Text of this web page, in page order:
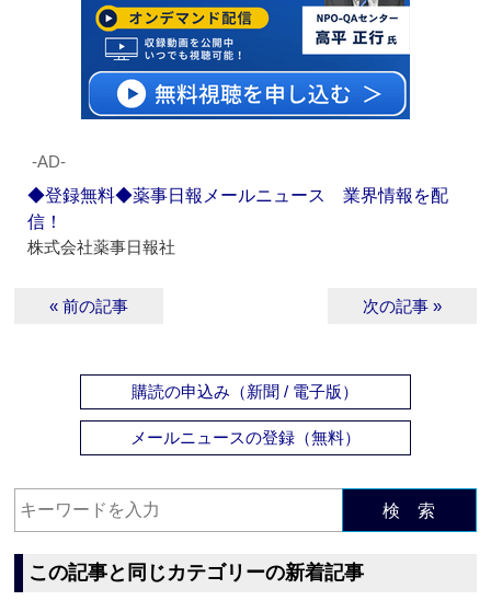
‐AD‐
◆登録無料◆薬事日報メールニュース 業界情報を配
信！
株式会社薬事日報社
« 前の記事 次の記事 »
購読の申込み（新聞 / 電子版）
メールニュースの登録（無料）
検 索
この記事と同じカテゴリーの新着記事